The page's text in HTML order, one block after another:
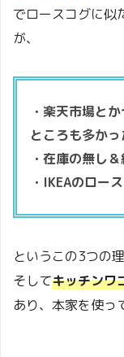
でロースコグに似
が、
・楽天市場と
ところも多かっ
・在庫の無し
・IKEAのロー
というこの3つの
そしてキッチンワ
あり、本家を使っ